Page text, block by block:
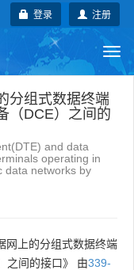
注册
登录
地方标准
分组式数据终端
（DCE）之间的
and data
operating in
data networks by
网上的分组式数据终端
之间的接口》 由339-